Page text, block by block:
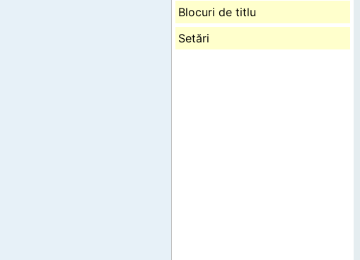
Blocuri de titlu
Setări